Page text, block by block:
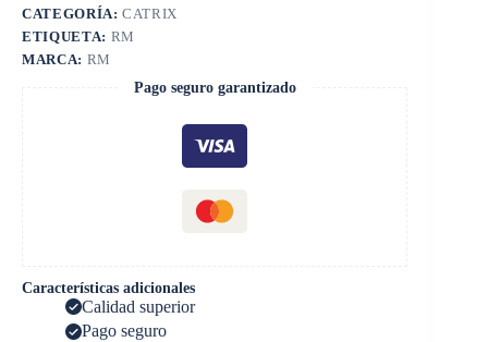
CATEGORÍA:CATRIX
ETIQUETA: RM
MARCA: RM
Pago seguro garantizado
Características adicionales
Calidad superior
Pago seguro